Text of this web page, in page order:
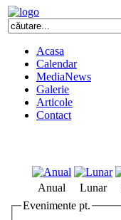
Acasa
Calendar
MediaNews
Galerie
Articole
Contact
Anual Lunar
Evenimente pt.